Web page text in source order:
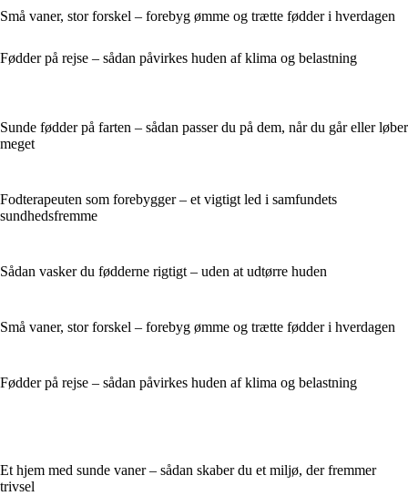
Små vaner, stor forskel – forebyg ømme og trætte fødder i hverdagen
Fødder på rejse – sådan påvirkes huden af klima og belastning
Sunde fødder på farten – sådan passer du på dem, når du går eller løber
meget
Fodterapeuten som forebygger – et vigtigt led i samfundets
sundhedsfremme
Sådan vasker du fødderne rigtigt – uden at udtørre huden
Små vaner, stor forskel – forebyg ømme og trætte fødder i hverdagen
Fødder på rejse – sådan påvirkes huden af klima og belastning
Et hjem med sunde vaner – sådan skaber du et miljø, der fremmer
trivsel